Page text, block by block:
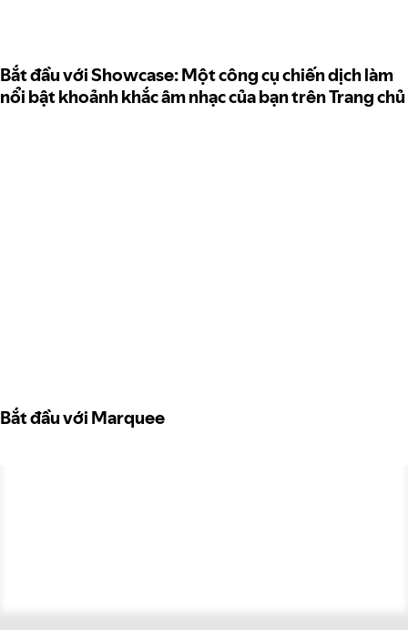
Bắt đầu với Showcase: Một công cụ chiến dịch làm
nổi bật khoảnh khắc âm nhạc của bạn trên Trang chủ
Bắt đầu với Marquee